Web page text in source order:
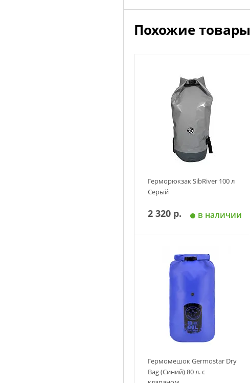
Похожие товары
Герморюкзак SibRiver 100 л
Серый
2 320 р. в наличии
Гермомешок Germostar Dry
Bag (Синий) 80 л. с